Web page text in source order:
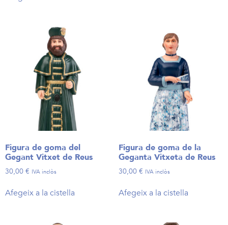
Figura de goma del
Gegant Vitxet de Reus
30,00 € IVA inclòs
Afegeix a la cistella
Figura de goma de la
Geganta Vitxeta de Reus
30,00 € IVA inclòs
Afegeix a la cistella